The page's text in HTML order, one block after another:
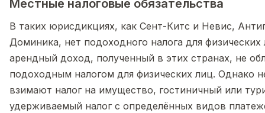
Местные налоговые обязательства
В таких юрисдикциях, как Сент-Китс и Невис,
Доминика, нет подоходного налога для физических
арендный доход, полученный в этих странах, не
подоходным налогом для физических лиц. Однако
взимают налог на имущество, гостиничный или
удерживаемый налог с определённых видов